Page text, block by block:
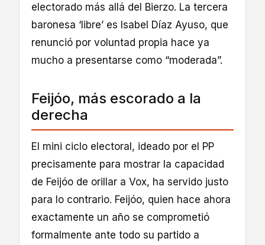
electorado más allá del Bierzo. La tercera
baronesa ‘libre’ es Isabel Díaz Ayuso, que
renunció por voluntad propia hace ya
mucho a presentarse como “moderada”.
Feijóo, más escorado a la
derecha
El mini ciclo electoral, ideado por el PP
precisamente para mostrar la capacidad
de Feijóo de orillar a Vox, ha servido justo
para lo contrario. Feijóo, quien hace ahora
exactamente un año se comprometió
formalmente ante todo su partido a